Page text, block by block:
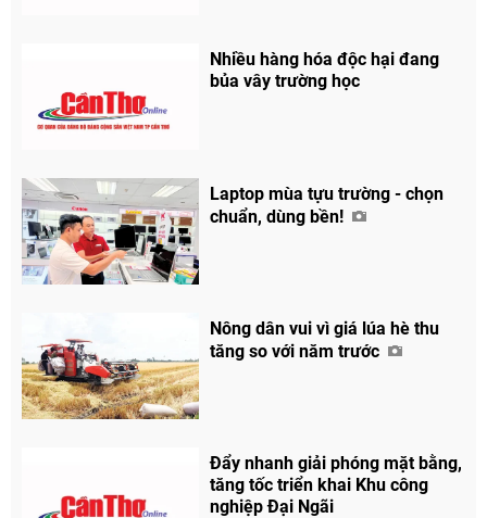
Nhiều hàng hóa độc hại đang
bủa vây trường học
Laptop mùa tựu trường - chọn
chuẩn, dùng bền!
Nông dân vui vì giá lúa hè thu
tăng so với năm trước
Đẩy nhanh giải phóng mặt bằng,
tăng tốc triển khai Khu công
nghiệp Đại Ngãi